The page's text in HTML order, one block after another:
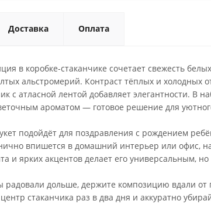
Доставка Оплата
в коробке-стаканчике сочетает свежесть
альстромерий. Контраст тёплых и холодных
с атласной лентой добавляет элегантности. В
ароматом — готовое решение для
подойдёт для поздравления с рождением
впишется в домашний интерьер или офис,
и ярких акцентов делает его универсальным,
дольше, держите композицию вдали
стаканчика раз в два дня и аккуратно